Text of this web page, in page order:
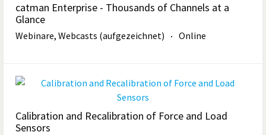
catman Enterprise - Thousands of Channels at a
Glance
Webinare, Webcasts (aufgezeichnet) Online
Calibration and Recalibration of Force and Load
Sensors